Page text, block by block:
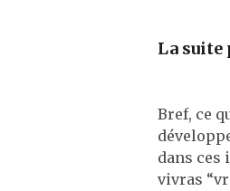
La
Bref, ce
dans ces
vivras